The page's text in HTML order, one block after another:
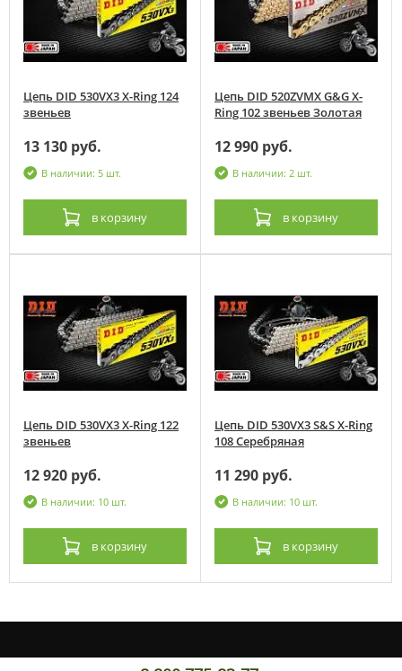
Цепь DID 530VX3 X-Ring 124
звеньев
13 130 руб.
В наличии: 5 шт.
в корзину
Цепь DID 520ZVMX G&G X-
Ring 102 звеньев Золотая
12 990 руб.
В наличии: 2 шт.
в корзину
Цепь DID 530VX3 X-Ring 122
звеньев
12 920 руб.
В наличии: 10 шт.
в корзину
Цепь DID 530VX3 S&S X-Ring
108 Серебряная
11 290 руб.
В наличии: 10 шт.
в корзину